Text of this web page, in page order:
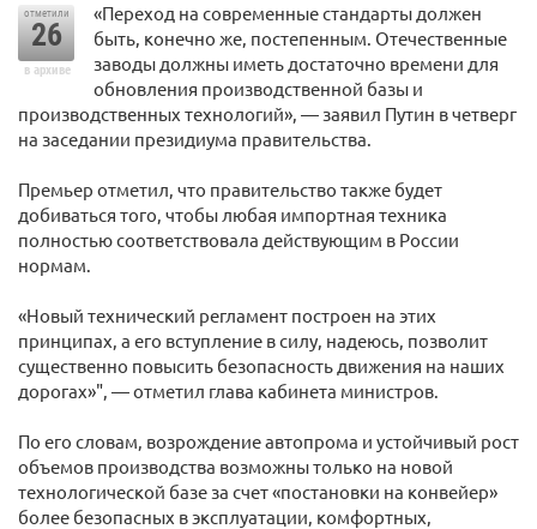
отметили
26
в архиве
«Переход на современные стандарты должен
быть, конечно же, постепенным. Отечественные
заводы должны иметь достаточно времени для
обновления производственной базы и
производственных технологий», — заявил Путин в четверг
на заседании президиума правительства.
Премьер отметил, что правительство также будет
добиваться того, чтобы любая импортная техника
полностью соответствовала действующим в России
нормам.
«Новый технический регламент построен на этих
принципах, а его вступление в силу, надеюсь, позволит
существенно повысить безопасность движения на наших
дорогах»", — отметил глава кабинета министров.
По его словам, возрождение автопрома и устойчивый рост
объемов производства возможны только на новой
технологической базе за счет «постановки на конвейер»
более безопасных в эксплуатации, комфортных,